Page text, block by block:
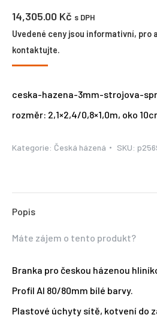
14,305.00 Kč s DPH
Uvedené ceny jsou informativní, pro
kontaktujte.
ceska-hazena-3mm-strojova-
rozměr: 2,1×2,4/0,8×1,0m, oko
Kategorie: Česká házená SKU:
Popis
Máte zájem o tento produkt?
Branka pro českou házenou
Profil Al 80/80mm bílé barvy.
Plastové úchyty sítě, kotvení do